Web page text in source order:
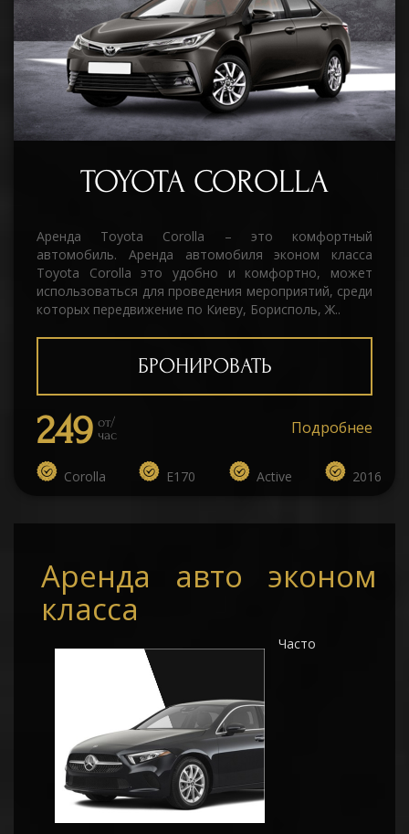
TOYOTA COROLLA
Аренда Toyota Corolla – это комфортный
автомобиль. Аренда автомобиля эконом класса
Toyota Corolla это удобно и комфортно, может
использоваться для проведения мероприятий, среди
которых передвижение по Киеву, Борисполь, Ж..
БРОНИРОВАТЬ
249 от/
час Подробнее
Corolla E170 Active 2016
Аренда авто эконом
класса
Часто